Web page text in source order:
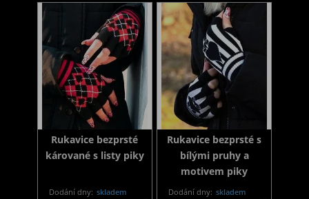
Rukavice bezprsté
kárované s listy piky
Dodání dny: skladem
Rukavice bezprsté s
bílými pruhy a
motivem piky
Dodání dny: skladem